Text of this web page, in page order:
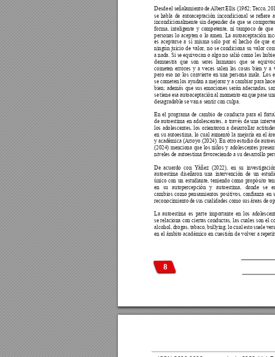
8
Desde el señalamiento de Albert Ellis (1962; Tecco,
se habla de autoaceptación incondicional se reere
incondicionalmente sin depender de que se
forma, inteligente y competente, ni tampoco de
personas lo acepten o lo amen. La autoaceptación
es aceptarse a sí misma solo por el hecho de que
ningún juicio de valor, no se condiciona su valor
a nada. Si se equivocan o algo no salió como les
demuestra que son seres humanos que se
cometen errores y a veces salen las cosas bien y a
pero eso no los convierte en una persona mala. Los
se cometen los ayudan a mejorar y a cambiar para
bien; además que sus emociones serán adecuadas,
se tiene esa autoaceptación al momento en que pase
desagradable se van a sentir con culpa.
En el programa de cambio de conducta para el
de autoestima en adolescentes, a través de una
los adolescentes, los orientaron a desarrollar
en su autoestima, lo cual aumentó la mejoría en el
y académica (Arroyo (2024). En otro estudio de
(2024) menciona que los niños y adolescentes
niveles de autoestima favoreciendo a su desarrollo
De acuerdo con Yáñez (2022), en su
autoestima diseñaron una intervención de un
único con un estudiante, teniendo como propósito
en su autopercepción y autoestima, donde se
cambios como pensamientos positivos, conanza en
reconocimiento de sus cualidades como sus áreas de
La autoestima es parte importante en los
se relaciona con ciertas conductas, las cuales son el
alcohol, drogas, tabaco, bullying, lo cual esto suele
en el ámbito académico en cuestión de volver a